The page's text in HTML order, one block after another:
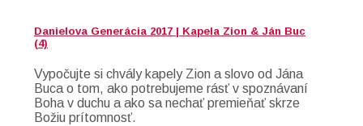
Danielova Generácia 2017 | Kapela Zion & Ján Buc
(4)
Vypočujte si chvály kapely Zion a slovo od Jána
Buca o tom, ako potrebujeme rásť v spoznávaní
Boha v duchu a ako sa nechať premieňať skrze
Božiu prítomnosť.